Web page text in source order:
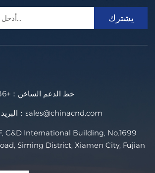
خط الدعم الساخن： +86 0592 2263666
البريد الإلكتروني للتواصل： sales@chinacnd.com
Siming District, Xiamen City, Fujian